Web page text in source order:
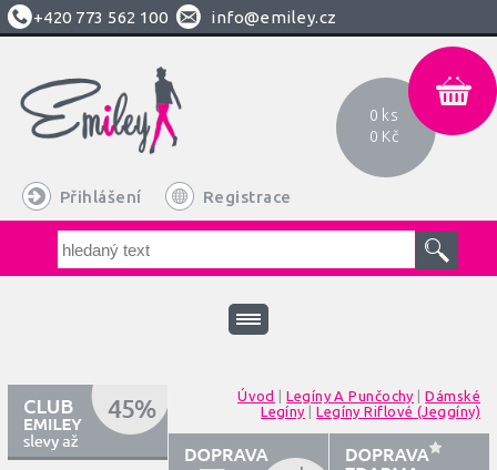
+420 773 562 100 info@emiley.cz
Přihlášení Registrace
0 ks
0 Kč
Úvod |Legíny A Punčochy |Dámské
Legíny |Legíny Riflové (jeggíny)